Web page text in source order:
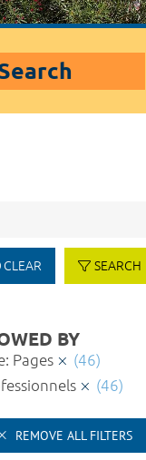
CLEAR SEARCH
BY
Pages
(46)
(46)
REMOVE ALL FILTERS